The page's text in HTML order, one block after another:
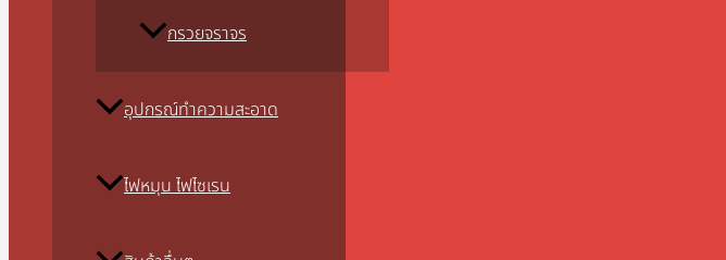
กรวยจราจร
อุปกรณ์ทำความสะอาด
ไฟหมุน ไฟไซเรน